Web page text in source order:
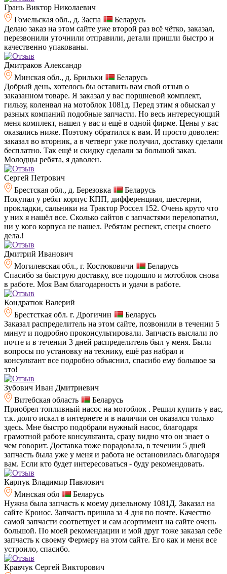
Грань Виктор Николаевич
Гомельская обл., д. Заспа
Беларусь
Делаю заказ на этом сайте уже второй раз всё чётко, заказал,
перезвонили уточнили отправили, детали пришли быстро и
качественно упакованы.
Дмитраков Александр
Минская обл., д. Брильки
Беларусь
Добрый день, хотелось бы оставить вам свой отзыв о
заказанном товаре. Я заказал у вас поршневой комплект,
гильзу, коленвал на мотоблок 1081д. Перед этим я обыскал у
разных компаний подобные запчасти. Но весь интересующий
меня комплект, нашел у вас и ещё в одной фирме. Цены у вас
оказались ниже. Поэтому обратился к вам. И просто доволен:
заказал во вторник, а в четверг уже получил, доставку сделали
бесплатно. Так ещё и скидку сделали за большой заказ.
Молодцы ребята, я даволен.
Сергей Петрович
Брестская обл., д. Березовка
Беларусь
Покупал у ребят корпус КПП, дифференциал, шестерни,
прокладки, сальники на Трактор Россел 152. Очень круто что
у них я нашёл все. Сколько сайтов с запчастями перелопатил,
ни у кого корпуса не нашел. Ребятам респект, спецы своего
дела.!
Дмитрий Иванович
Могилевская обл., г. Костюковичи
Беларусь
Спасибо за быструю доставку, все подошло и мотоблок снова
в работе. Моя Вам благодарность и удачи в работе.
Кондратюк Валерий
Брестсткая обл. г. Дрогичин
Беларусь
Заказал распределитель на этом сайте, позвонили в течении 5
минут и подробно проконсультировали. Запчасть выслали по
почте и в течении 3 дней распределитель был у меня. Были
вопросы по установку на технику, ещё раз набрал и
консультант все подробно объяснил, спасибо ему большое за
это!
Зубович Иван Дмитриевич
Витебская область
Беларусь
Приобрел топливный насос на мотоблок . Решил купить у вас,
т.к. долго искал в интернете и в наличии он оказался только
здесь. Мне быстро подобрали нужный насос, благодаря
грамотной работе консультанта, сразу видно что он знает о
чем говорит. Доставка тоже порадовала, в течении 5 дней
запчасть была уже у меня и работа не остановилась благодаря
вам. Если кто будет интересоваться - буду рекомендовать.
Карпук Владимир Павлович
Минская обл
Беларусь
Нужна была запчасть к моему дизельному 1081Д. Заказал на
сайте Кронос. Запчасть пришла за 4 дня по почте. Качество
самой запчасти соответвует и сам асортимент на сайте очень
большой. По моей рекомендации и мой друг тоже заказал себе
запчасть к своему Фермеру на этом сайте. Его как и меня все
устроило, спасибо.
Кравчук Сергей Викторович